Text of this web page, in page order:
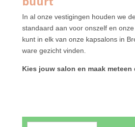
In al onze vestigingen houden we
standaard aan voor onszelf en
kunt in elk van onze kapsalons in
ware gezicht vinden.
Kies jouw salon en maak meteen